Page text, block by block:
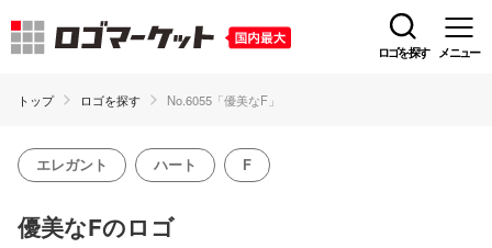
ロゴを探す メニュー
トップ ロゴを探す No.6055「優美なF」
エレガント ハート F
優美なFのロゴ